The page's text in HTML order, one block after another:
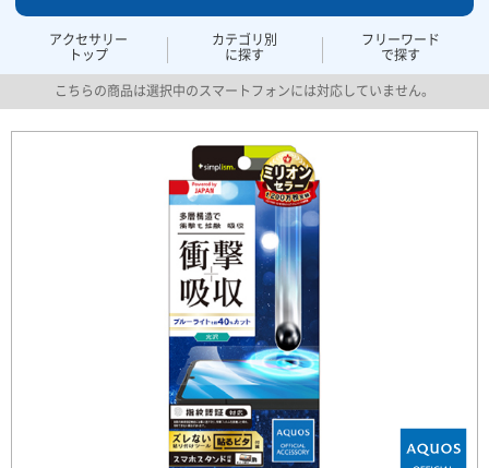
アクセサリー
トップ
カテゴリ別
に探す
フリーワード
で探す
こちらの商品は選択中のスマートフォンには対応していません。